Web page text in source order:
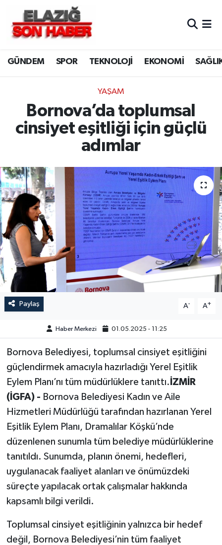
GÜNDEM SPOR TEKNOLOJİ EKONOMİ
YAŞAM
Bornova’da toplumsal
cinsiyet eşitliği için güçlü
adımlar
Paylaş A- A+
Haber Merkezi 01.05.2025 - 11:25
Bornova Belediyesi, toplumsal cinsiyet eşitliğini
güçlendirmek amacıyla hazırladığı Yerel Eşitlik
Eylem Planı’nı tüm müdürlüklere tanıttı. İZMİR
(İGFA) - Bornova Belediyesi Kadın ve Aile
Hizmetleri Müdürlüğü tarafından hazırlanan Yerel
Eşitlik Eylem Planı, Dramalılar Köşkü’nde
düzenlenen sunumla tüm belediye müdürlüklerine
tanıtıldı. Sunumda, planın önemi, hedefleri,
uygulanacak faaliyet alanları ve önümüzdeki
süreçte yapılacak ortak çalışmalar hakkında
kapsamlı bilgi verildi.
Toplumsal cinsiyet eşitliğinin yalnızca bir hedef
değil, Bornova Belediyesi’nin tüm faaliyet
CANLI YAYIN
ASAYİŞ
BİLİM VE TEKNOLOJİ
DÜNYA
EĞİTİM
ELAZIĞ
GENEL
GÜNDEM
HABERDE İNSAN
KÜLTÜR-SANAT
ÖZEL HABER
POLİTİKA
SAĞLIK
SİYASET
SPOR
TEKNOLOJİ
YAŞAM
Merkez Hava Durumu
Merkez Trafik Yoğunluk Haritası
Süper Lig Puan Durumu ve Fikstür
Tüm Manşetler
Son Dakika Haberleri